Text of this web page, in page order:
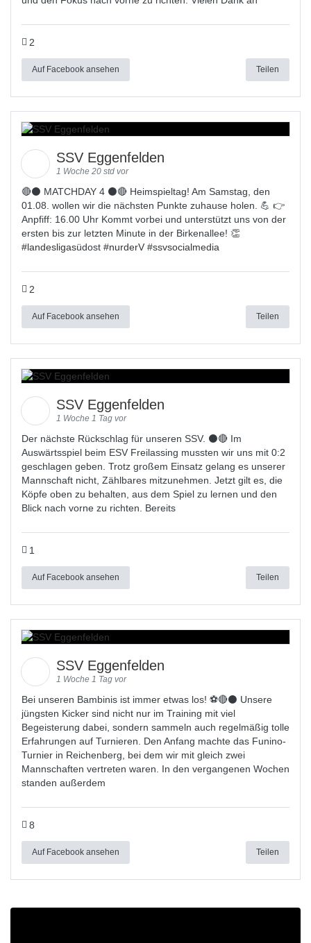
2
Auf Facebook ansehen Teilen
SSV Eggenfelden
1 Woche 20 std vor
🔴⚫ MATCHDAY 4 ⚫🔴 Heimspieltag! Am Samstag, den
01.08. wollen wir die nächsten Punkte zuhause holen. 💪 👉
Anpfiff: 16.00 Uhr Kommt vorbei und unterstützt uns von der
ersten bis zur letzten Minute in der Birkenallee! 👏
#landesligasüdost #nurderV #ssvsocialmedia
2
Auf Facebook ansehen Teilen
SSV Eggenfelden
1 Woche 1 Tag vor
Der nächste Rückschlag für unseren SSV. ⚫🔴 Im
Auswärtsspiel beim ESV Freilassing mussten wir uns mit 0:2
geschlagen geben. Trotz großem Einsatz gelang es unserer
Mannschaft nicht, Zählbares mitzunehmen. Jetzt gilt es, die
Köpfe oben zu behalten, aus dem Spiel zu lernen und den
Blick nach vorne zu richten. Bereits
1
Auf Facebook ansehen Teilen
SSV Eggenfelden
1 Woche 1 Tag vor
Bei unseren Bambinis ist immer etwas los! ⚽️🔴⚫ Unsere
jüngsten Kicker sind nicht nur im Training mit viel
Begeisterung dabei, sondern sammeln auch regelmäßig tolle
Erfahrungen auf Turnieren. Den Anfang machte das Funino-
Turnier in Reichenberg, bei dem wir mit gleich zwei
Mannschaften vertreten waren. In den vergangenen Wochen
standen außerdem
8
Auf Facebook ansehen Teilen